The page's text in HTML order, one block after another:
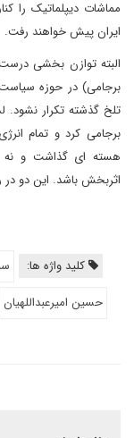
مماشات دیپلماتیک را
ایران پیش خواهند رفت.
البته توازن بخشی
برجامی) در حوزه سیاست
تلخ گذشته تکرار نشود.
برجامی کرد و تمام
هسته ای گذاشت و نه
اثربخش باشد. این دو در
کلید واژه ها:
حسین امیرعبداللهیان